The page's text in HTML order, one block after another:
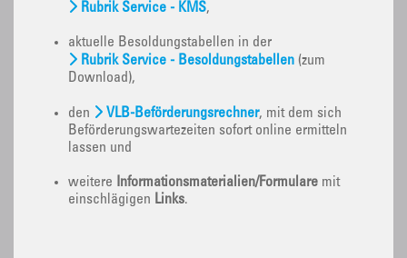
Rubrik Service - KMS,
aktuelle Besoldungstabellen in der
Rubrik Service - Besoldungstabellen (zum
Download),
den VLB-Beförderungsrechner, mit dem sich
Beförderungswartezeiten sofort online ermitteln
lassen und
weitere Informationsmaterialien/Formulare mit
einschlägigen Links.